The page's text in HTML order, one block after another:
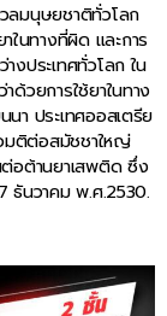
ลมนุษยชาติทั่วโลก
นทางที่ผิด และการ
งประเทศทั่วโลก ใน
ด้วยการใช้ยาในทาง
า ประเทศออสเตรีย
มติต่อสมัชชาใหญ่
อต้านยาเสพติด ซึ่ง
ธันวาคม พ.ศ.2530.